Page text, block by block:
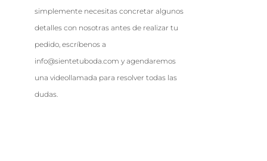
simplemente necesitas concretar algunos
detalles con nosotras antes de realizar tu
pedido, escríbenos a
info@sientetuboda.com y agendaremos
una videollamada para resolver todas las
dudas.